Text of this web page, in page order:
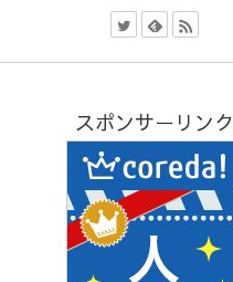
スポンサーリンク